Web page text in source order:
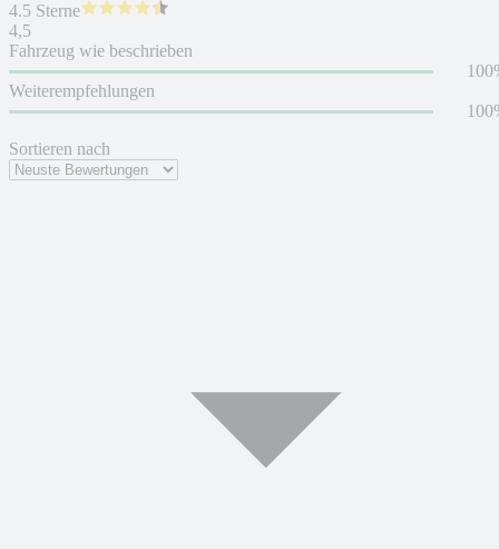
Sortieren nach
4.5 Sterne
4,5
Fahrzeug wie beschrieben
Weiterempfehlungen